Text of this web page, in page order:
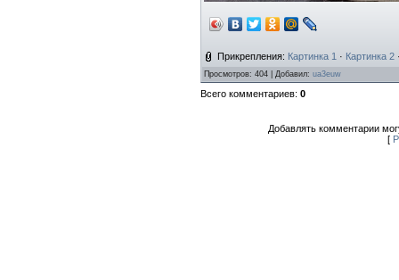
Прикрепления: Картинка 1 · Картинка 2
Просмотров: 404 | Добавил: ua3euw
Всего комментариев: 0
Добавлять комментарии
[